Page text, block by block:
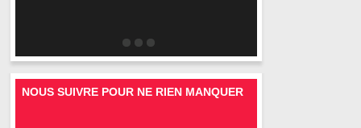
NOUS SUIVRE POUR NE RIEN MANQUER